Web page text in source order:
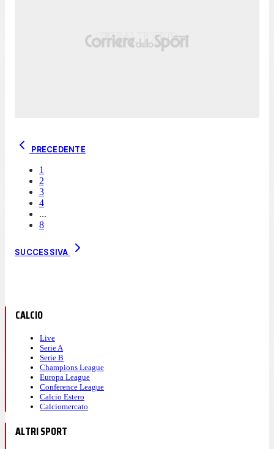
PRECEDENTE
1
2
3
4
...
8
SUCCESSIVA
CALCIO
Live
Serie A
Serie B
Champions League
Europa League
Conference League
Calcio Estero
Calciomercato
ALTRI SPORT